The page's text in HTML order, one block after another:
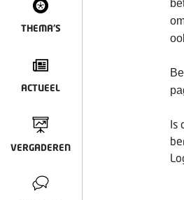
THEMA'S
ACTUEEL
VERGADEREN
Is